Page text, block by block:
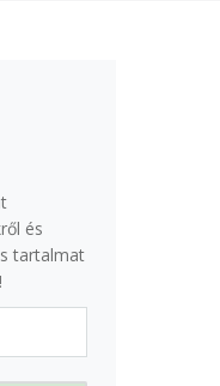
és
tartalmat